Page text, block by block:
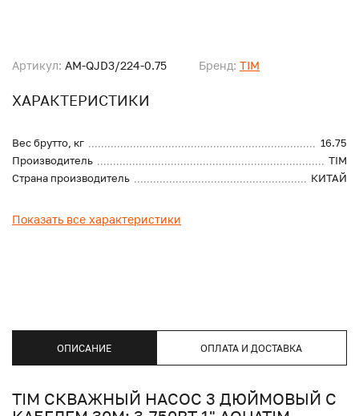
Артикул: AM-QJD3/224-0.75 Бренд: TIM
ХАРАКТЕРИСТИКИ
Вес брутто, кг
16.75
Производитель
TIM
Страна производитель
КИТАЙ
Показать все характеристики
ОПИСАНИЕ ОПЛАТА И ДОСТАВКА
TIM СКВАЖНЫЙ НАСОС 3 ДЮЙМОВЫЙ С